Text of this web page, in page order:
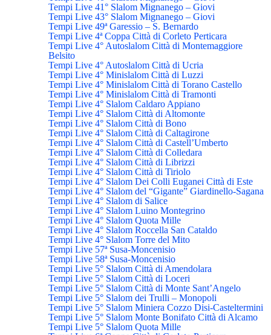
Tempi Live 41° Slalom Mignanego – Giovi
Tempi Live 43° Slalom Mignanego – Giovi
Tempi Live 49ª Garessio – S. Bernardo
Tempi Live 4ª Coppa Città di Corleto Perticara
Tempi Live 4° Autoslalom Città di Montemaggiore
Belsito
Tempi Live 4° Autoslalom Città di Ucria
Tempi Live 4° Minislalom Città di Luzzi
Tempi Live 4° Minislalom Città di Torano Castello
Tempi Live 4° Minislalom Città di Tramonti
Tempi Live 4° Slalom Caldaro Appiano
Tempi Live 4° Slalom Città di Altomonte
Tempi Live 4° Slalom Città di Bono
Tempi Live 4° Slalom Città di Caltagirone
Tempi Live 4° Slalom Città di Castell’Umberto
Tempi Live 4° Slalom Città di Colledara
Tempi Live 4° Slalom Città di Librizzi
Tempi Live 4° Slalom Città di Tiriolo
Tempi Live 4° Slalom Dei Colli Euganei Città di Este
Tempi Live 4° Slalom del “Gigante” Giardinello-Sagana
Tempi Live 4° Slalom di Salice
Tempi Live 4° Slalom Luino Montegrino
Tempi Live 4° Slalom Quota Mille
Tempi Live 4° Slalom Roccella San Cataldo
Tempi Live 4° Slalom Torre del Mito
Tempi Live 57ª Susa-Moncenisio
Tempi Live 58ª Susa-Moncenisio
Tempi Live 5° Slalom Città di Amendolara
Tempi Live 5° Slalom Città di Loceri
Tempi Live 5° Slalom Città di Monte Sant’Angelo
Tempi Live 5° Slalom dei Trulli – Monopoli
Tempi Live 5° Slalom Miniera Cozzo Disi-Casteltermini
Tempi Live 5° Slalom Monte Bonifato Città di Alcamo
Tempi Live 5° Slalom Quota Mille